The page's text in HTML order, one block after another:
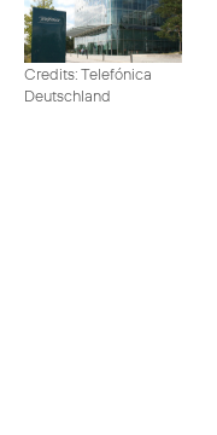
Credits: Telefónica
Deutschland